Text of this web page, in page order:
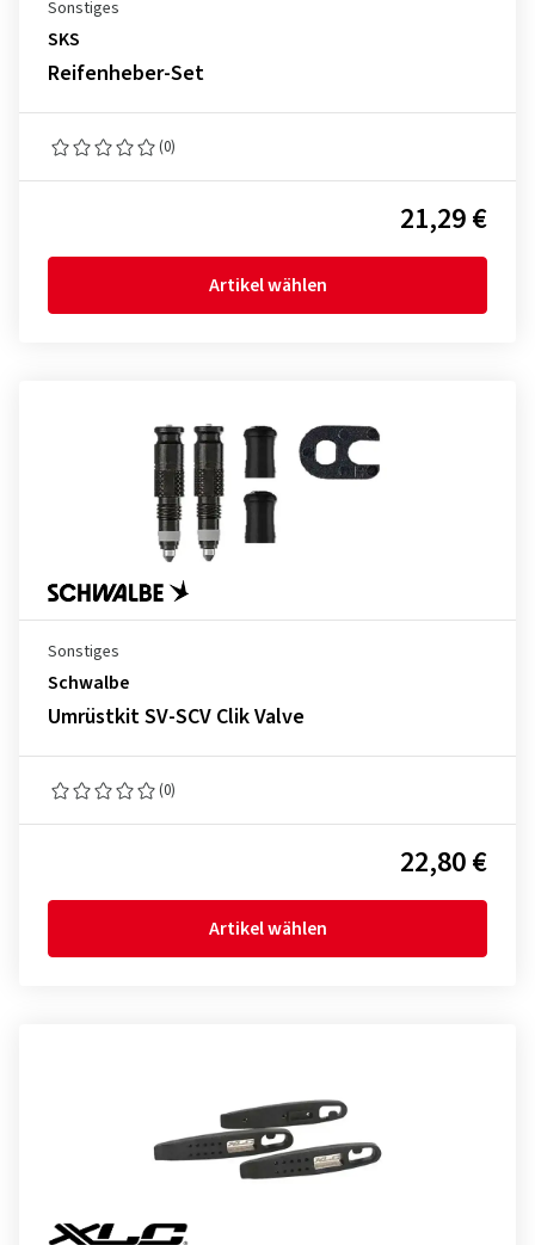
Sonstiges
SKS
Reifenheber-Set
(0)
21,29 €
Artikel wählen
Sonstiges
Schwalbe
Umrüstkit SV-SCV Clik Valve
(0)
22,80 €
Artikel wählen